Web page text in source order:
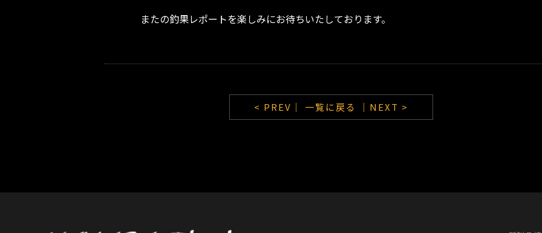
またの釣果レポートを楽しみにお待ちいたしております。
< PREV｜ 一覧に戻る ｜NEXT >